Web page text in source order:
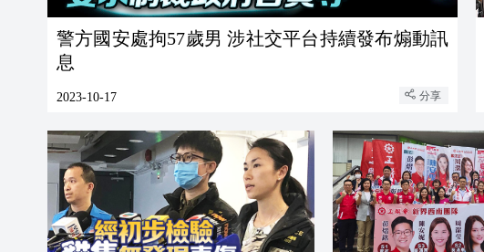
警方國安處拘57歲男 涉社交平台持續發布煽動訊
息
2023-10-17 分享